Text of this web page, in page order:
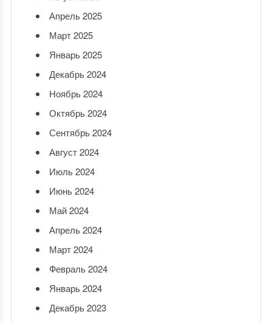
Апрель 2025
Март 2025
Январь 2025
Декабрь 2024
Ноябрь 2024
Октябрь 2024
Сентябрь 2024
Август 2024
Июль 2024
Июнь 2024
Май 2024
Апрель 2024
Март 2024
Февраль 2024
Январь 2024
Декабрь 2023